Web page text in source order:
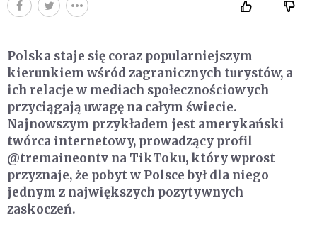
Polska staje się coraz popularniejszym
kierunkiem wśród zagranicznych turystów, a
ich relacje w mediach społecznościowych
przyciągają uwagę na całym świecie.
Najnowszym przykładem jest amerykański
twórca internetowy, prowadzący profil
@tremaineontv na TikToku, który wprost
przyznaje, że pobyt w Polsce był dla niego
jednym z największych pozytywnych
zaskoczeń.